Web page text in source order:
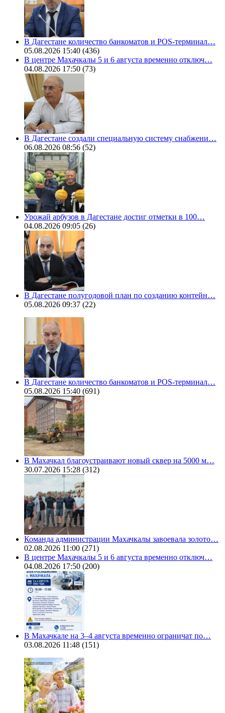
В Дагестане количество банкоматов и POS-терминал…
05.08.2026 15:40 (436)
В центре Махачкалы 5 и 6 августа временно отключ…
04.08.2026 17:50 (73)
В Дагестане создали специальную систему снабжени…
06.08.2026 08:56 (52)
Урожай арбузов в Дагестане достиг отметки в 100…
04.08.2026 09:05 (26)
В Дагестане полугодовой план по созданию контейн…
05.08.2026 09:37 (22)
В Дагестане количество банкоматов и POS-терминал…
05.08.2026 15:40 (691)
В Махачкал благоустраивают новый сквер на 5000 м…
30.07.2026 15:28 (312)
Команда администрации Махачкалы завоевала золото…
02.08.2026 11:00 (271)
В центре Махачкалы 5 и 6 августа временно отключ…
04.08.2026 17:50 (200)
В Махачкале на 3–4 августа временно ограничат по…
03.08.2026 11:48 (151)